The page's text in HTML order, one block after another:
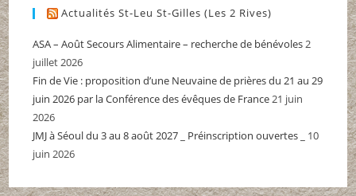
Actualités St-Leu St-Gilles (Les 2 Rives)
ASA – Août Secours Alimentaire – recherche de bénévoles2
juillet 2026
Fin de Vie : proposition d’une Neuvaine de prières du 21 au 29
juin 2026 par la Conférence des évêques de France21 juin
2026
JMJ à Séoul du 3 au 8 août 2027 _ Préinscription ouvertes _
10
juin 2026